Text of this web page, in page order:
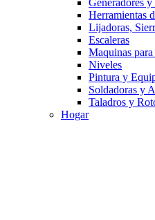
Generadores
Herramientas
Lijadoras,
Escaleras
Maquinas
Niveles
Pintura y
Soldadoras y
Taladros y
Hogar